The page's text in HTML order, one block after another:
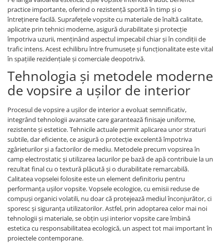
Kronotex - Laminat
Advanced 8 mm
Amazone 10 mm
Evolution 12 mm
Exquisit 8 mm
Herringbone 8 mm
Mammut 12 mm
Progress 10 mm
Robusto 12 mm
practice importante, oferind o rezistență sporită în timp și o
întreținere facilă. Suprafețele vopsite cu materiale de înaltă calitate,
aplicate prin tehnici moderne, asigură durabilitate și protecție
împotriva uzurii, menținând aspectul impecabil chiar și în condiții de
trafic intens. Acest echilibru între frumusețe și funcționalitate este vital
în spațiile rezidențiale și comerciale deopotrivă.
Tehnologia și metodele moderne
de vopsire a ușilor de interior
Procesul de vopsire a ușilor de interior a evoluat semnificativ,
integrând tehnologii avansate care garantează finisaje uniforme,
rezistente și estetice. Tehnicile actuale permit aplicarea unor straturi
subtile, dar eficiente, ce asigură o protecție excelentă împotriva
zgârieturilor și a factorilor de mediu. Metodele precum vopsirea în
camp electrostatic și utilizarea lacurilor pe bază de apă contribuie la un
rezultat final cu o textură plăcută și o durabilitate remarcabilă.
Calitatea vopselei folosite este un element definitoriu pentru
performanța ușilor vopsite. Vopsele ecologice, cu emisii reduse de
compuși organici volatili, nu doar că protejează mediul înconjurător, ci
sporesc și siguranța utilizatorilor. Astfel, prin adoptarea celor mai noi
tehnologii și materiale, se obțin uși interior vopsite care îmbină
estetica cu responsabilitatea ecologică, un aspect tot mai important în
proiectele contemporane.